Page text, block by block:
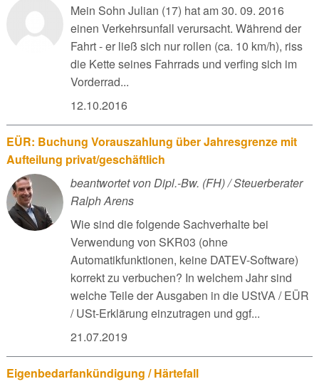
Mein Sohn Julian (17) hat am 30. 09. 2016
einen Verkehrsunfall verursacht. Während der
Fahrt - er ließ sich nur rollen (ca. 10 km/h), riss
die Kette seines Fahrrads und verfing sich im
Vorderrad...
12.10.2016
EÜR: Buchung Vorauszahlung über Jahresgrenze mit
Aufteilung privat/geschäftlich
beantwortet von Dipl.-Bw. (FH) / Steuerberater
Ralph Arens
Wie sind die folgende Sachverhalte bei
Verwendung von SKR03 (ohne
Automatikfunktionen, keine DATEV-Software)
korrekt zu verbuchen? In welchem Jahr sind
welche Teile der Ausgaben in die UStVA / EÜR
/ USt-Erklärung einzutragen und ggf...
21.07.2019
Eigenbedarfankündigung / Härtefall